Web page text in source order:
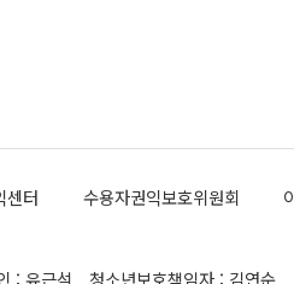
센터 수용자권익보호위원회
: 유근석 청소년보호책임자 : 김연순